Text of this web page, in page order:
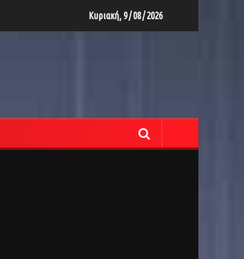
Κυριακή, 9 / 08 / 2026